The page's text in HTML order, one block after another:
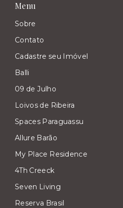
Menu
Sobre
Contato
Cadastre seu Imóvel
Balli
09 de Julho
Loivos de Ribeira
Spaces Paraguassu
Allure Barão
My Place Residence
4Th Creeck
Seven Living
Reserva Brasil